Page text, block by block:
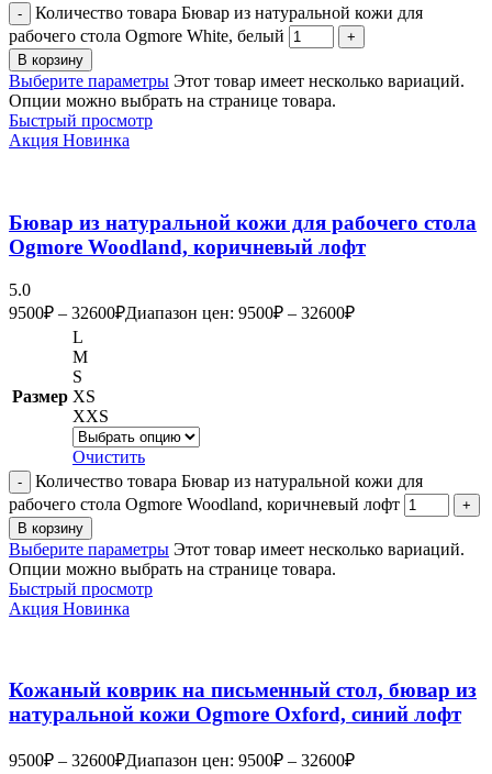
Количество товара Бювар из натуральной кожи для
рабочего стола Ogmore White, белый
В корзину
Выберите параметры Этот товар имеет несколько вариаций.
Опции можно выбрать на странице товара.
Быстрый просмотр
Акция Новинка
Бювар из натуральной кожи для рабочего стола
Ogmore Woodland, коричневый лофт
5.0
9500₽ – 32600₽Диапазон цен: 9500₽ – 32600₽
Размер
L
M
S
XS
XXS
Очистить
Количество товара Бювар из натуральной кожи для
рабочего стола Ogmore Woodland, коричневый лофт
В корзину
Выберите параметры Этот товар имеет несколько вариаций.
Опции можно выбрать на странице товара.
Быстрый просмотр
Акция Новинка
Кожаный коврик на письменный стол, бювар из
натуральной кожи Ogmore Oxford, синий лофт
9500₽ – 32600₽Диапазон цен: 9500₽ – 32600₽